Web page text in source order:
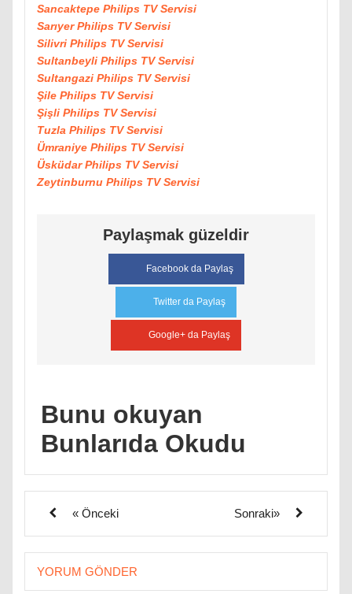
Sancaktepe Philips TV Servisi
Sarıyer Philips TV Servisi
Silivri Philips TV Servisi
Sultanbeyli Philips TV Servisi
Sultangazi Philips TV Servisi
Şile Philips TV Servisi
Şişli Philips TV Servisi
Tuzla Philips TV Servisi
Ümraniye Philips TV Servisi
Üsküdar Philips TV Servisi
Zeytinburnu Philips TV Servisi
Paylaşmak güzeldir
Facebook da Paylaş
Twitter da Paylaş
Google+ da Paylaş
Bunu okuyan
Bunlarıda Okudu
« Önceki Sonraki»
YORUM GÖNDER